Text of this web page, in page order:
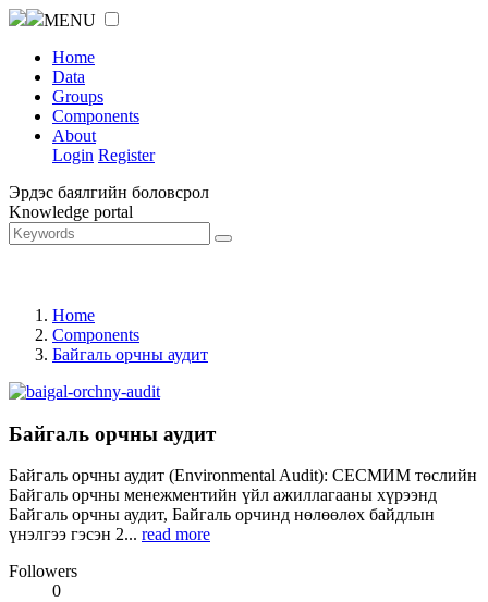
MENU
Home
Data
Groups
Components
About
Login Register
Эрдэс баялгийн боловсрол
Knowledge portal
Home
Components
Байгаль орчны аудит
Байгаль орчны аудит
Байгаль орчны аудит (Environmental Audit): СЕСМИМ төслийн
Байгаль орчны менежментийн үйл ажиллагааны хүрээнд
Байгаль орчны аудит, Байгаль орчинд нөлөөлөх байдлын
үнэлгээ гэсэн 2... read more
Followers
0